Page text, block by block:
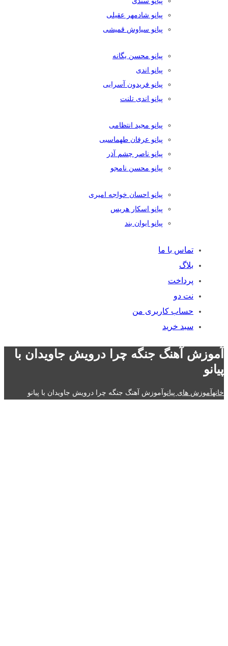
پیانو شادمهر عقیلی
پیانو سیاوش قمیشی
پیانو محسن یگانه
پیانو اندی
پیانو فریدون آسرایی
پیانو اندی تلنت
پیانو مجید انتظامی
پیانو عرفان طهماسبی
پیانو ناصر چشم آذر
پیانو محسن نامجو
پیانو احسان خواجه امیری
پیانو اسکار هریس
پیانو ایوان بند
تماس با ما
بلاگ
پرداخت
نت دو
حساب کاربری من
سبد خرید
آموزش آهنگ جنگه چرا درویش جاویدان با
پیانو
خانهآموزش های پیانوآموزش آهنگ جنگه چرا درویش جاویدان با پیانو